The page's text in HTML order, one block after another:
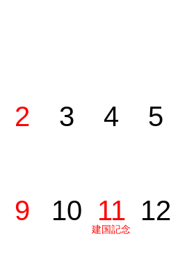
2 3 4 5
9 10 11
建国記念
12